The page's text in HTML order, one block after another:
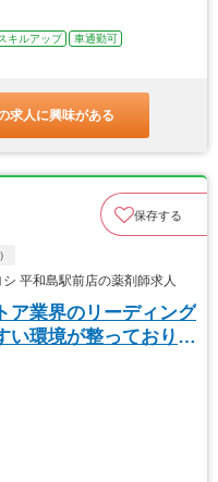
キルアップ
車通勤可
求人に興味がある
保存する
平和島駅前店の薬剤師求人
ア業界のリーディング
い環境が整っておりま